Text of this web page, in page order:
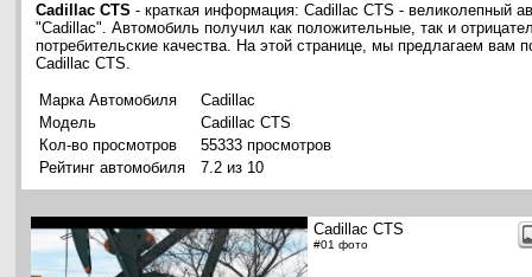
Cadillac CTS - краткая информация: Cadillac CTS - великолепный
"Cadillac". Автомобиль получил как положительные, так и
потребительские качества. На этой странице, мы предлагаем вам
Cadillac CTS.
Марка Автомобиля
Cadillac
Модель
Cadillac CTS
Кол-во просмотров
55333 просмотров
Рейтинг автомобиля
7.2 из 10
Cadillac CTS
#01 фото